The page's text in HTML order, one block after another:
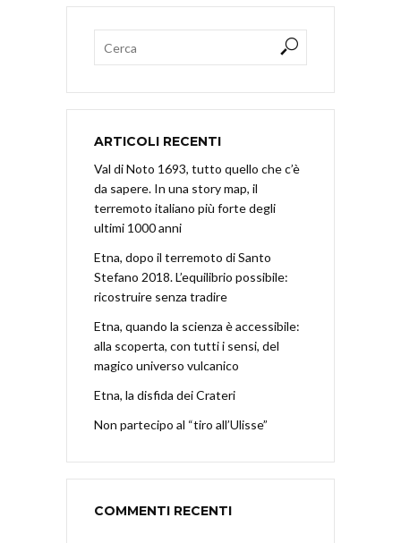
ARTICOLI RECENTI
Val di Noto 1693, tutto quello che c’è
da sapere. In una story map, il
terremoto italiano più forte degli
ultimi 1000 anni
Etna, dopo il terremoto di Santo
Stefano 2018. L’equilibrio possibile:
ricostruire senza tradire
Etna, quando la scienza è accessibile:
alla scoperta, con tutti i sensi, del
magico universo vulcanico
Etna, la disfida dei Crateri
Non partecipo al “tiro all’Ulisse”
COMMENTI RECENTI